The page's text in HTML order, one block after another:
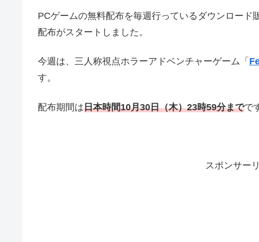
PCゲームの無料配布を毎週行っているダウンロー
配布がスタートしました。
今週は、三人称視点ホラーアドベンチャーゲーム「
す。
配布期間は日本時間10月30日（木）23時59分までで
スポンサー